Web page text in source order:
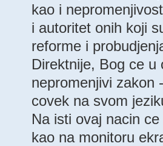
kao i
i autoritet onih koji
reforme i
Direktnije, Bog ce u
nepromenjivi zakon
covek na svom
Na isti ovaj nacin
kao na monitoru